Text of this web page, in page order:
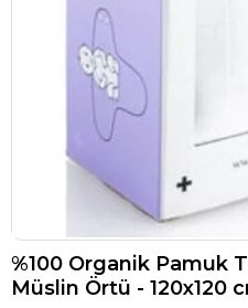
%100 Organik Pamuk
Müslin Örtü - 120x120